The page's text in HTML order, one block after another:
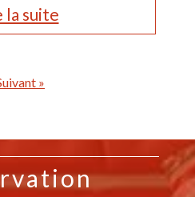
la suite
»